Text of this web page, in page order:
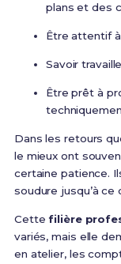
plans et des
Être attentif
Savoir
Être prêt à
Dans les retours
le mieux ont
certaine patience.
soudure jusqu’à
Cettefilière
variés, mais elle
en atelier, les